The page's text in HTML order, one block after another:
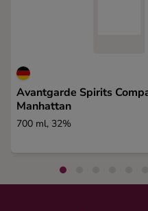
Avantgarde Spirits
Manhattan
700 ml, 32%